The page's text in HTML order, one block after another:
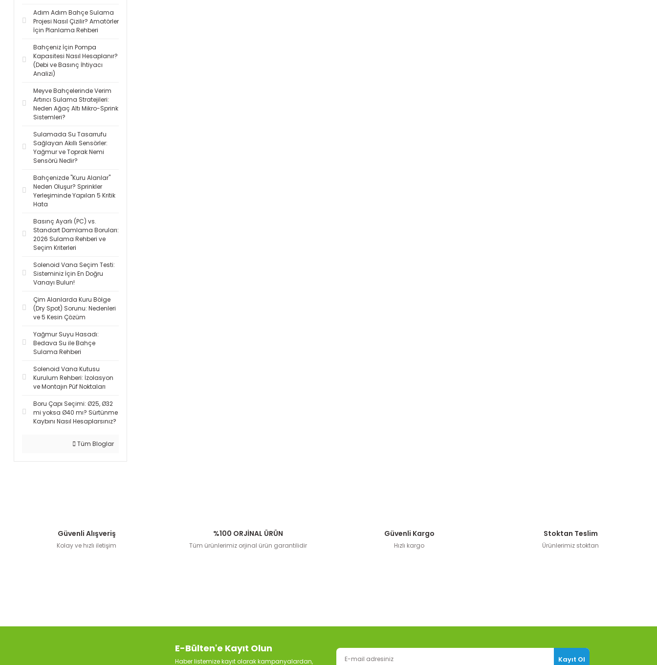
Adım Adım Bahçe Sulama
Projesi Nasıl Çizilir? Amatörler
İçin Planlama Rehberi
Bahçeniz İçin Pompa
Kapasitesi Nasıl Hesaplanır?
(Debi ve Basınç İhtiyacı
Analizi)
Meyve Bahçelerinde Verim
Artırıcı Sulama Stratejileri:
Neden Ağaç Altı Mikro-Sprink
Sistemleri?
Sulamada Su Tasarrufu
Sağlayan Akıllı Sensörler:
Yağmur ve Toprak Nemi
Sensörü Nedir?
Bahçenizde "Kuru Alanlar"
Neden Oluşur? Sprinkler
Yerleşiminde Yapılan 5 Kritik
Hata
Basınç Ayarlı (PC) vs.
Standart Damlama Boruları:
2026 Sulama Rehberi ve
Seçim Kriterleri
Solenoid Vana Seçim Testi:
Sisteminiz İçin En Doğru
Vanayı Bulun!
Çim Alanlarda Kuru Bölge
(Dry Spot) Sorunu: Nedenleri
ve 5 Kesin Çözüm
Yağmur Suyu Hasadı:
Bedava Su ile Bahçe
Sulama Rehberi
Solenoid Vana Kutusu
Kurulum Rehberi: İzolasyon
ve Montajın Püf Noktaları
Boru Çapı Seçimi: Ø25, Ø32
mi yoksa Ø40 mı? Sürtünme
Kaybını Nasıl Hesaplarsınız?
Tüm Bloglar
Güvenli Alışveriş
Kolay ve hızlı iletişim
%100 ORJİNAL ÜRÜN
Tüm ürünlerimiz orjinal ürün garantilidir
Güvenli Kargo
Hızlı kargo
Stoktan Teslim
Ürünlerimiz stoktan
E-Bülten'e Kayıt Olun
Haber listemize kayıt olarak kampanyalardan, Kayıt Ol